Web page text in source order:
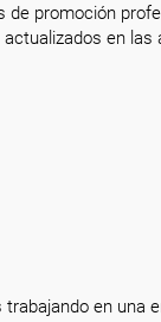
promoción
en las
trabajando en una